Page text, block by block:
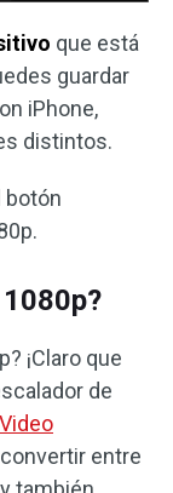
que está
guardar
iPhone,
distintos.
botón
¡Claro que
de
entre